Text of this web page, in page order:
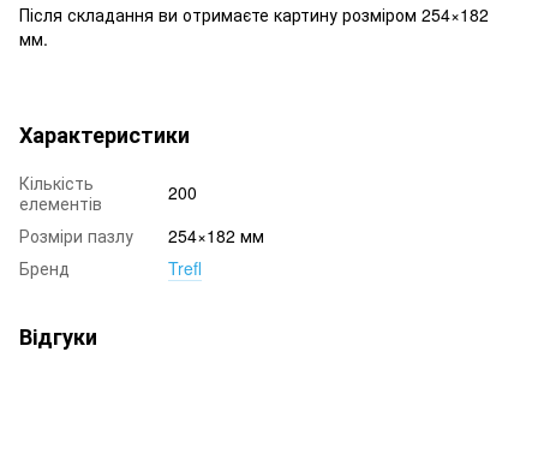
Після складання ви отримаєте картину розміром 254×182
мм.
Характеристики
Кількість
елементів
200
Розміри пазлу
254×182 мм
Бренд
Trefl
Відгуки